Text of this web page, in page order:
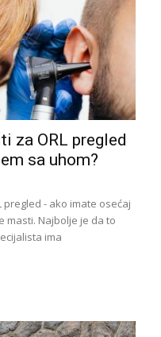
za ORL pregled
sa uhom?
pregled - ako imate osećaj
masti. Najbolje je da to
ima